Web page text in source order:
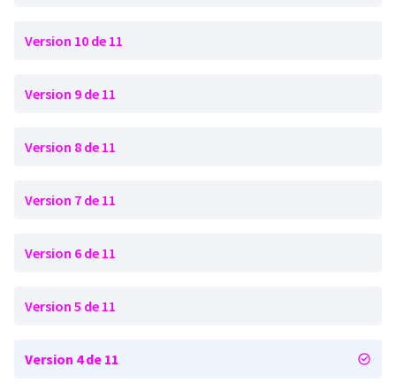
Version 10 de 11
Version 9 de 11
Version 8 de 11
Version 7 de 11
Version 6 de 11
Version 5 de 11
Version 4 de 11